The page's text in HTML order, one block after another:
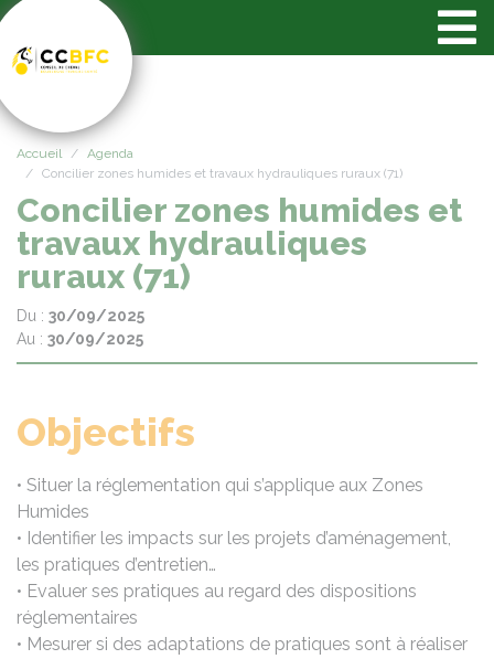
Accueil
Agenda
Concilier zones humides et travaux hydrauliques ruraux (71)
Concilier zones humides et
travaux hydrauliques
ruraux (71)
Du : 30/09/2025
Au : 30/09/2025
Objectifs
• Situer la réglementation qui s’applique aux Zones
Humides
• Identifier les impacts sur les projets d’aménagement,
les pratiques d’entretien…
• Evaluer ses pratiques au regard des dispositions
réglementaires
• Mesurer si des adaptations de pratiques sont à réaliser
Panneau de gestion des cookies